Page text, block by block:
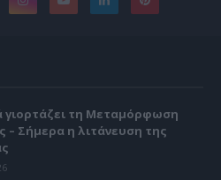
γιορτάζει τη Μεταμόρφωση
– Σήμερα η λιτάνευση της